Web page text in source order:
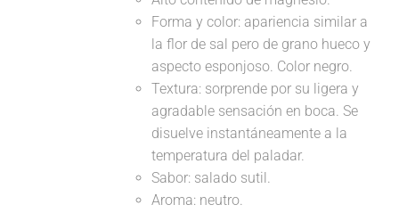
Forma y color: apariencia similar a
la flor de sal pero de grano hueco y
aspecto esponjoso. Color negro.
Textura: sorprende por su ligera y
agradable sensación en boca. Se
disuelve instantáneamente a la
temperatura del paladar.
Sabor: salado sutil.
Aroma: neutro.